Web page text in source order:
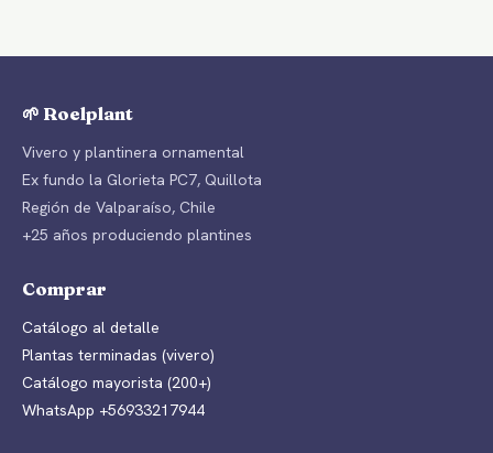
🌱 Roelplant
Vivero y plantinera ornamental
Ex fundo la Glorieta PC7, Quillota
Región de Valparaíso, Chile
+25 años produciendo plantines
Comprar
Catálogo al detalle
Plantas terminadas (vivero)
Catálogo mayorista (200+)
WhatsApp +56933217944